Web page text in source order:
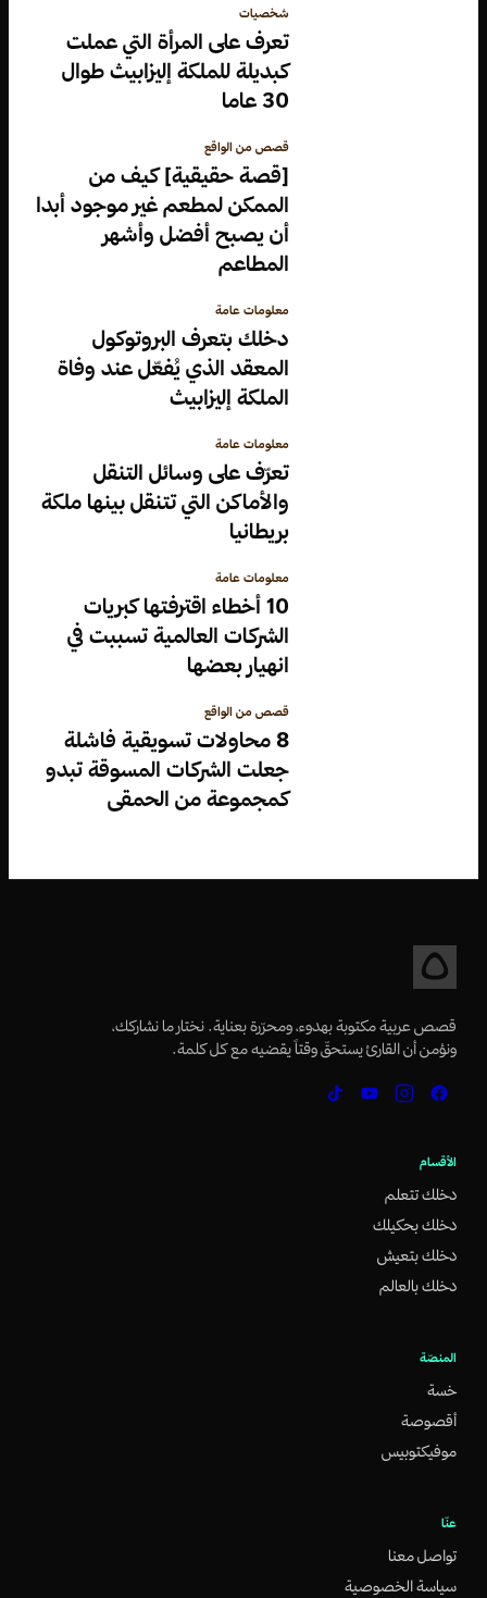
شخصيات
تعرف على المرأة التي عملت
كبديلة للملكة إليزابيث طوال
30 عاما
قصص من الواقع
[قصة حقيقية] كيف من
الممكن لمطعم غير موجود أبدا
أن يصبح أفضل وأشهر
المطاعم
معلومات عامة
دخلك بتعرف البروتوكول
المعقد الذي يُفعّل عند وفاة
الملكة إليزابيث
معلومات عامة
تعرّف على وسائل التنقل
والأماكن التي تتنقل بينها ملكة
بريطانيا
معلومات عامة
10 أخطاء اقترفتها كبريات
الشركات العالمية تسببت في
انهيار بعضها
قصص من الواقع
8 محاولات تسويقية فاشلة
جعلت الشركات المسوقة تبدو
كمجموعة من الحمقى
قصص عربية مكتوبة بهدوء، ومحرّرة بعناية. نختار ما نشاركك،
ونؤمن أن القارئ يستحقّ وقتاً يقضيه مع كل كلمة.
الأقسام
دخلك تتعلم
دخلك بحكيلك
دخلك بتعيش
دخلك بالعالم
المنصّة
خسة
أقصوصة
موفيكتوبيس
عنّا
تواصل معنا
سياسة الخصوصية